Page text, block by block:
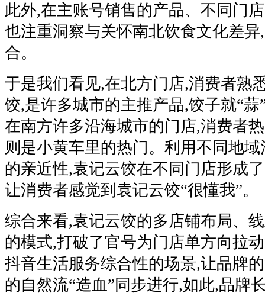
此外,在主账号销售的产品、不同门
也注重洞察与关怀南北饮食文化差
合。
于是我们看见,在北方门店,消费者熟
饺,是许多城市的主推产品,饺子就“
在南方许多沿海城市的门店,消费者
则是小黄车里的热门。利用不同地
的亲近性,袁记云饺在不同门店形成
让消费者感觉到袁记云饺“很懂我”。
综合来看,袁记云饺的多店铺布局、
的模式,打破了官号为门店单方向拉
抖音生活服务综合性的场景,让品牌
的自然流“造血”同步进行,如此,品牌